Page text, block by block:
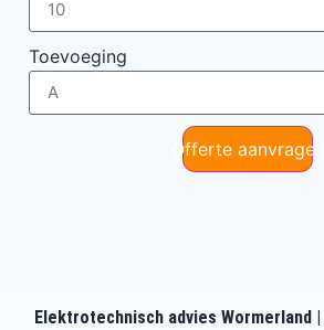
Toevoeging
Offerte aanvragen
Elektrotechnisch advies Wormerland